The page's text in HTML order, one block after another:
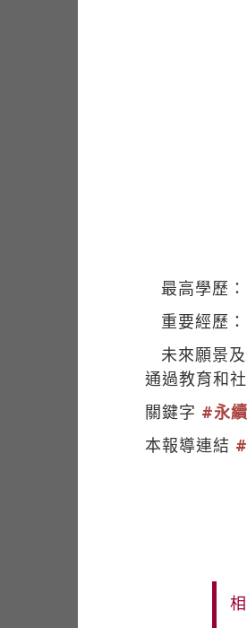
最高學歷
重要經歷
未來願景
通過教育和
關鍵字 #永
本報導連結